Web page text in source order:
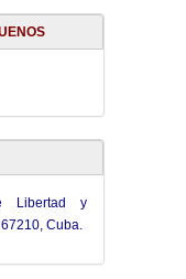
Libertad y
Cuba.